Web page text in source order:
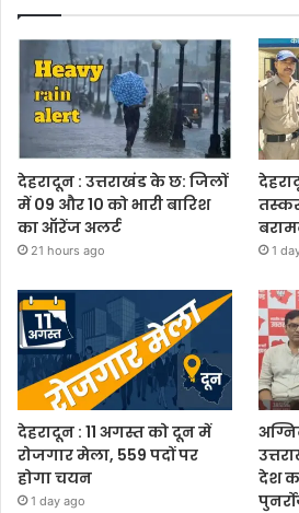
देहरादून : उत्तराखंड के छ: जिलों
में 09 और 10 को भारी बारिश
का ऑरेंज अलर्ट
21 hours ago 1
देहरादून : 11 अगस्त को दून में
रोजगार मेला, 559 पदों पर
होगा चयन
1 day ago
देश